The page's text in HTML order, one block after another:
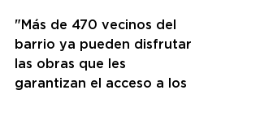
"Más de 470 vecinos del
barrio ya pueden disfrutar
las obras que les
garantizan el acceso a los